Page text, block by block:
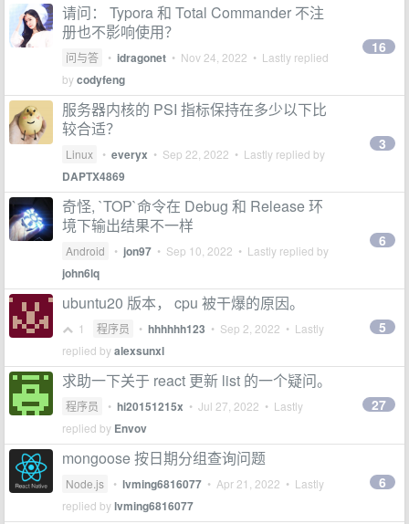
请问： Typora 和 Total Commander 不注
册也不影响使用？
问与答 • idragonet • Nov 24, 2022 • Lastly replied
bycodyfeng
16
服务器内核的 PSI 指标保持在多少以下比
较合适？
Linux • everyx • Sep 22, 2022 • Lastly replied by
DAPTX4869
3
奇怪, `TOP`命令在 Debug 和 Release 环
境下输出结果不一样
Android • jon97 • Sep 10, 2022 • Lastly replied by
john6lq
6
ubuntu20 版本， cpu 被干爆的原因。
1 程序员 • hhhhhh123 • Sep 2, 2022 • Lastly
replied byalexsunxl
5
求助一下关于 react 更新 list 的一个疑问。
程序员 • hi20151215x • Jul 27, 2022 • Lastly
replied by Envov
27
mongoose 按日期分组查询问题
Node.js • lvming6816077 • Apr 21, 2022 • Lastly
replied bylvming6816077
6